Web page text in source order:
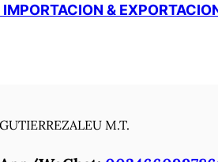
&
M.T.